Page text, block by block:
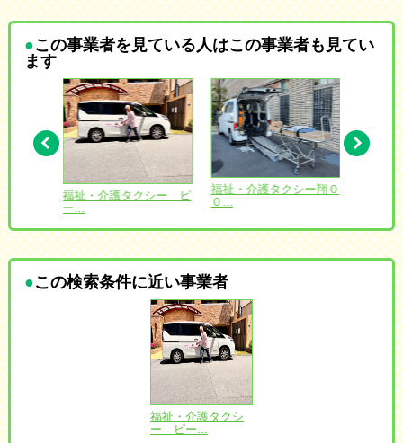
この事業者を見ている人はこの事業者も見てい
ます
北海
福祉・介護タクシー ピ
ー...
福祉・介護タクシー翔０
０...
コン
この検索条件に近い事業者
福祉・介護タクシ
ー ピー...